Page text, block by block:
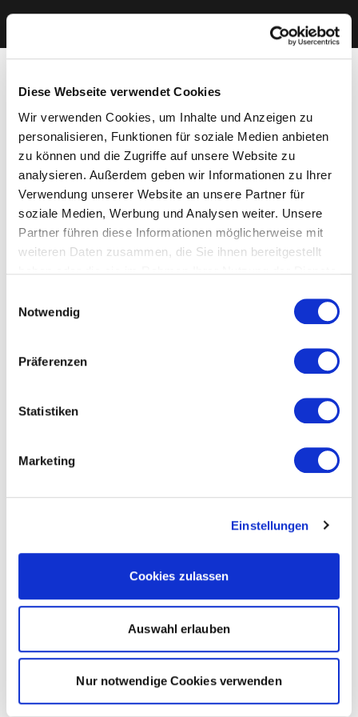
Diese Webseite verwendet Cookies
Wir verwenden Cookies, um Inhalte und Anzeigen zu
personalisieren, Funktionen für soziale Medien anbieten
zu können und die Zugriffe auf unsere Website zu
analysieren. Außerdem geben wir Informationen zu Ihrer
Verwendung unserer Website an unsere Partner für
soziale Medien, Werbung und Analysen weiter. Unsere
Partner führen diese Informationen möglicherweise mit
weiteren Daten zusammen, die Sie ihnen bereitgestellt
Cookies, wenn Sie unsere Webseite weiterhin nutzen.
Notwendig
Präferenzen
Statistiken
Marketing
Einstellungen
Cookies zulassen
Auswahl erlauben
Nur notwendige Cookies verwenden